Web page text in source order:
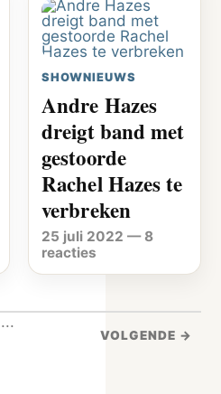
SHOWNIEUWS
Andre Hazes
dreigt band met
gestoorde
Rachel Hazes te
verbreken
25 juli 2022 — 8
reacties
...
VOLGENDE →